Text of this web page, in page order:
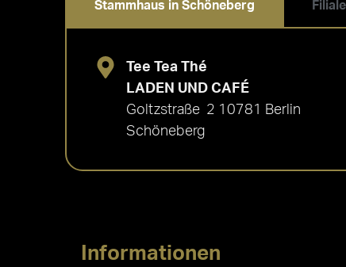
Stammhaus in Schöneberg
Tee Tea Thé
LADEN UND CAFÉ
Goltzstraße 2 10781 Berlin
Schöneberg
Informationen